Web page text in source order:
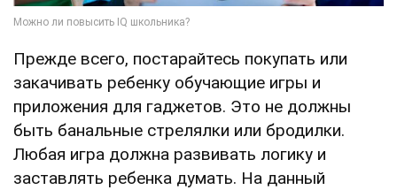
Прежде всего, постарайтесь покупать или
закачивать ребенку обучающие игры и
приложения для гаджетов. Это не должны
быть банальные стрелялки или бродилки.
Любая игра должна развивать логику и
заставлять ребенка думать. На данный